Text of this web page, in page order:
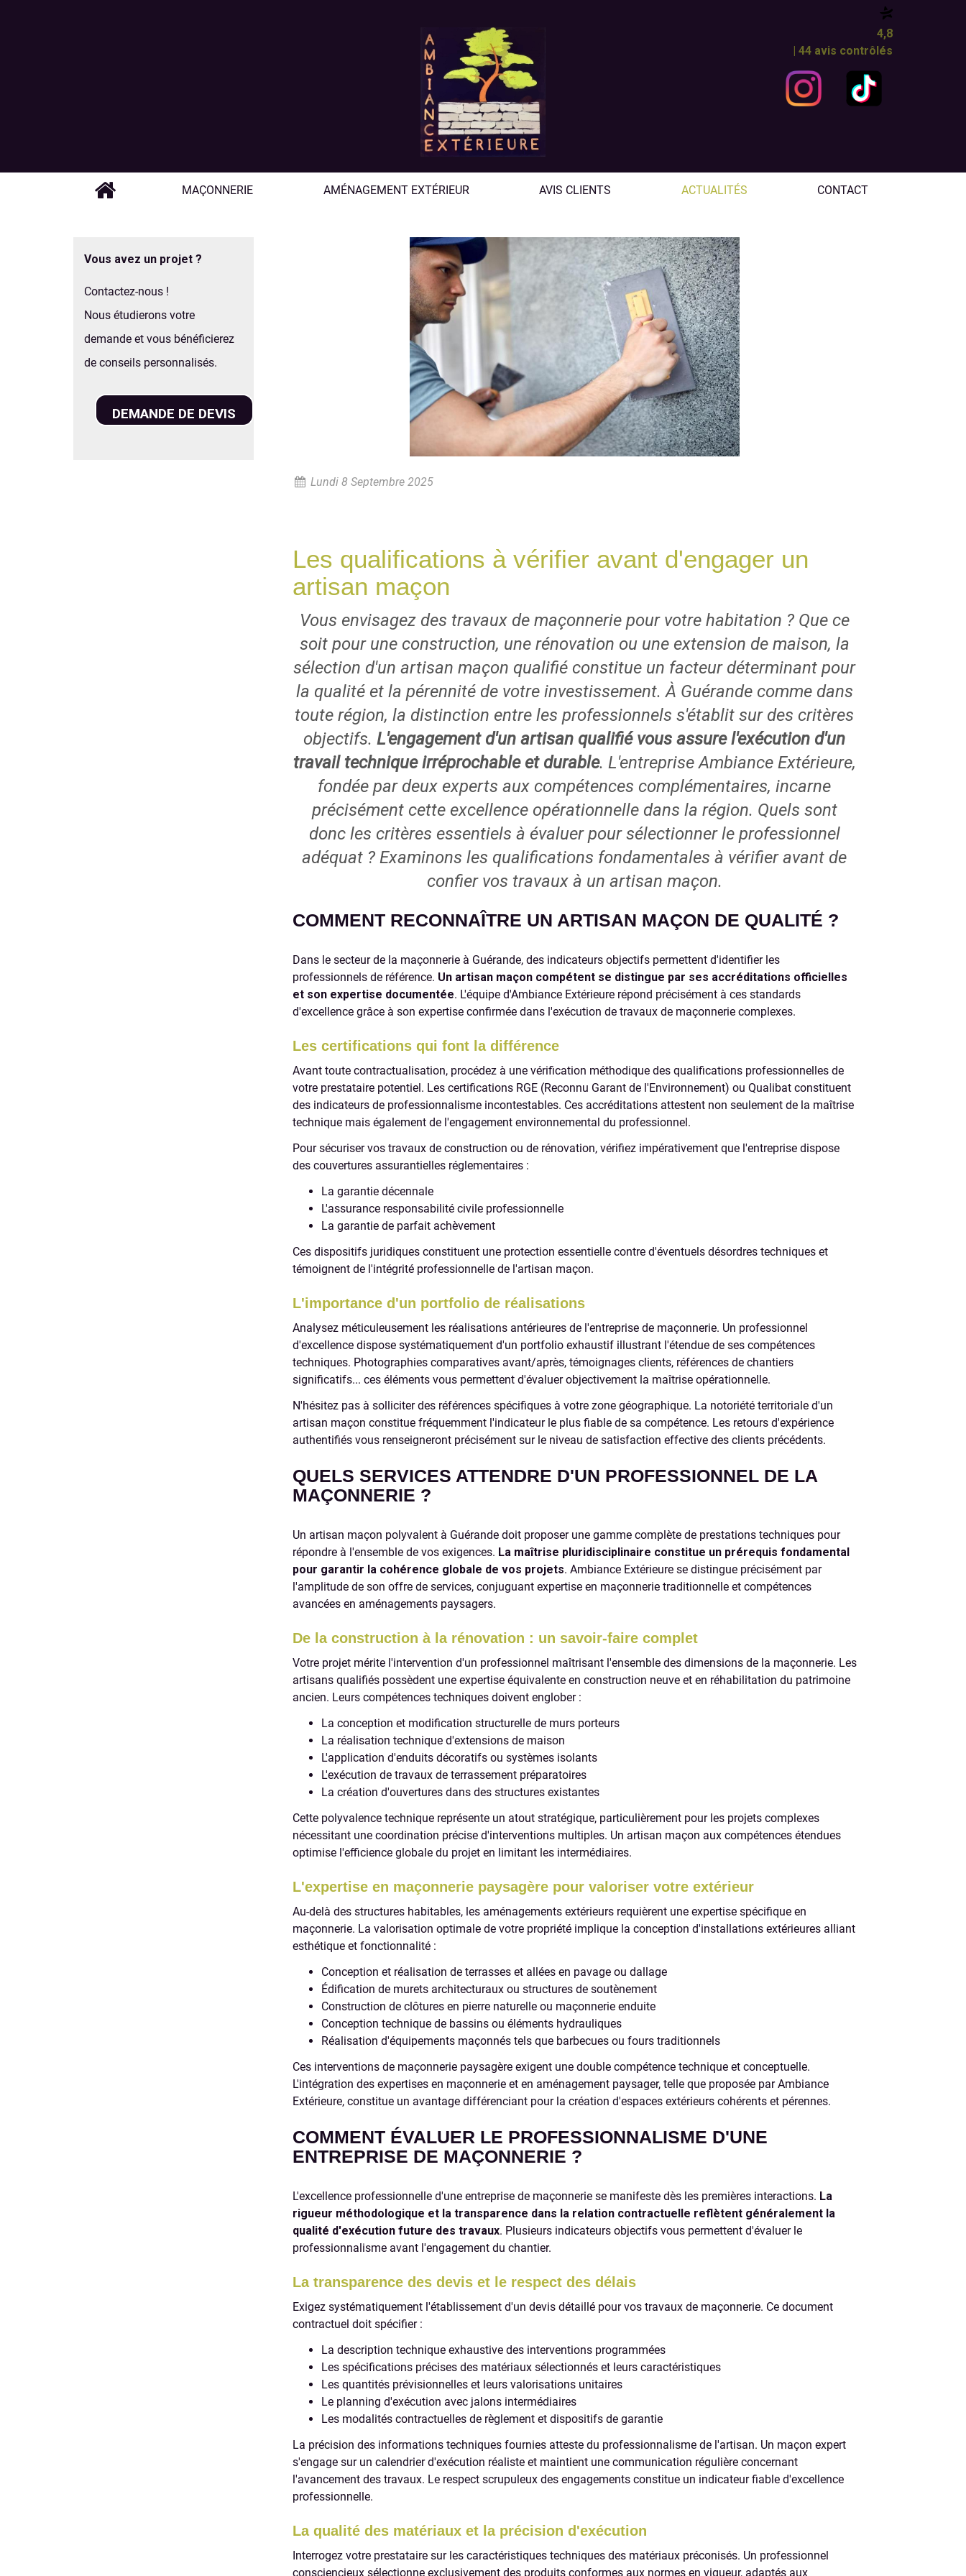
4,8
| 44 avis contrôlés
MAÇONNERIE AMÉNAGEMENT EXTÉRIEUR AVIS CLIENTS ACTUALITÉS CONTACT
Vous avez un projet ?
Contactez-nous !
Nous étudierons votre
demande et vous bénéficierez
de conseils personnalisés.
DEMANDE DE DEVIS
Lundi 8 Septembre 2025
Les qualifications à vérifier avant d'engager un
artisan maçon
Vous envisagez des travaux de maçonnerie pour votre habitation ? Que ce
soit pour une construction, une rénovation ou une extension de maison, la
sélection d'un artisan maçon qualifié constitue un facteur déterminant pour
la qualité et la pérennité de votre investissement. À Guérande comme dans
toute région, la distinction entre les professionnels s'établit sur des critères
objectifs.L'engagement d'un artisan qualifié vous assure l'exécution d'un
travail technique irréprochable et durable. L'entreprise Ambiance Extérieure,
fondée par deux experts aux compétences complémentaires, incarne
précisément cette excellence opérationnelle dans la région. Quels sont
donc les critères essentiels à évaluer pour sélectionner le professionnel
adéquat ? Examinons les qualifications fondamentales à vérifier avant de
confier vos travaux à un artisan maçon.
COMMENT RECONNAÎTRE UN ARTISAN MAÇON DE QUALITÉ ?
Dans le secteur de la maçonnerie à Guérande, des indicateurs objectifs permettent d'identifier les
professionnels de référence. Un artisan maçon compétent se distingue par ses accréditations officielles
et son expertise documentée. L'équipe d'Ambiance Extérieure répond précisément à ces standards
d'excellence grâce à son expertise confirmée dans l'exécution de travaux de maçonnerie complexes.
Les certifications qui font la différence
Avant toute contractualisation, procédez à une vérification méthodique des qualifications professionnelles de
votre prestataire potentiel. Les certifications RGE (Reconnu Garant de l'Environnement) ou Qualibat constituent
des indicateurs de professionnalisme incontestables. Ces accréditations attestent non seulement de la maîtrise
technique mais également de l'engagement environnemental du professionnel.
Pour sécuriser vos travaux de construction ou de rénovation, vérifiez impérativement que l'entreprise dispose
des couvertures assurantielles réglementaires :
La garantie décennale
L'assurance responsabilité civile professionnelle
La garantie de parfait achèvement
Ces dispositifs juridiques constituent une protection essentielle contre d'éventuels désordres techniques et
témoignent de l'intégrité professionnelle de l'artisan maçon.
L'importance d'un portfolio de réalisations
Analysez méticuleusement les réalisations antérieures de l'entreprise de maçonnerie. Un professionnel
d'excellence dispose systématiquement d'un portfolio exhaustif illustrant l'étendue de ses compétences
techniques. Photographies comparatives avant/après, témoignages clients, références de chantiers
significatifs... ces éléments vous permettent d'évaluer objectivement la maîtrise opérationnelle.
N'hésitez pas à solliciter des références spécifiques à votre zone géographique. La notoriété territoriale d'un
artisan maçon constitue fréquemment l'indicateur le plus fiable de sa compétence. Les retours d'expérience
authentifiés vous renseigneront précisément sur le niveau de satisfaction effective des clients précédents.
QUELS SERVICES ATTENDRE D'UN PROFESSIONNEL DE LA
MAÇONNERIE ?
Un artisan maçon polyvalent à Guérande doit proposer une gamme complète de prestations techniques pour
répondre à l'ensemble de vos exigences. La maîtrise pluridisciplinaire constitue un prérequis fondamental
pour garantir la cohérence globale de vos projets. Ambiance Extérieure se distingue précisément par
l'amplitude de son offre de services, conjuguant expertise en maçonnerie traditionnelle et compétences
avancées en aménagements paysagers.
De la construction à la rénovation : un savoir-faire complet
Votre projet mérite l'intervention d'un professionnel maîtrisant l'ensemble des dimensions de la maçonnerie. Les
artisans qualifiés possèdent une expertise équivalente en construction neuve et en réhabilitation du patrimoine
ancien. Leurs compétences techniques doivent englober :
La conception et modification structurelle de murs porteurs
La réalisation technique d'extensions de maison
L'application d'enduits décoratifs ou systèmes isolants
L'exécution de travaux de terrassement préparatoires
La création d'ouvertures dans des structures existantes
Cette polyvalence technique représente un atout stratégique, particulièrement pour les projets complexes
nécessitant une coordination précise d'interventions multiples. Un artisan maçon aux compétences étendues
optimise l'efficience globale du projet en limitant les intermédiaires.
L'expertise en maçonnerie paysagère pour valoriser votre extérieur
Au-delà des structures habitables, les aménagements extérieurs requièrent une expertise spécifique en
maçonnerie. La valorisation optimale de votre propriété implique la conception d'installations extérieures alliant
esthétique et fonctionnalité :
Conception et réalisation de terrasses et allées en pavage ou dallage
Édification de murets architecturaux ou structures de soutènement
Construction de clôtures en pierre naturelle ou maçonnerie enduite
Conception technique de bassins ou éléments hydrauliques
Réalisation d'équipements maçonnés tels que barbecues ou fours traditionnels
Ces interventions de maçonnerie paysagère exigent une double compétence technique et conceptuelle.
L'intégration des expertises en maçonnerie et en aménagement paysager, telle que proposée par Ambiance
Extérieure, constitue un avantage différenciant pour la création d'espaces extérieurs cohérents et pérennes.
COMMENT ÉVALUER LE PROFESSIONNALISME D'UNE
ENTREPRISE DE MAÇONNERIE ?
L'excellence professionnelle d'une entreprise de maçonnerie se manifeste dès les premières interactions. La
rigueur méthodologique et la transparence dans la relation contractuelle reflètent généralement la
qualité d'exécution future des travaux. Plusieurs indicateurs objectifs vous permettent d'évaluer le
professionnalisme avant l'engagement du chantier.
La transparence des devis et le respect des délais
Exigez systématiquement l'établissement d'un devis détaillé pour vos travaux de maçonnerie. Ce document
contractuel doit spécifier :
La description technique exhaustive des interventions programmées
Les spécifications précises des matériaux sélectionnés et leurs caractéristiques
Les quantités prévisionnelles et leurs valorisations unitaires
Le planning d'exécution avec jalons intermédiaires
Les modalités contractuelles de règlement et dispositifs de garantie
La précision des informations techniques fournies atteste du professionnalisme de l'artisan. Un maçon expert
s'engage sur un calendrier d'exécution réaliste et maintient une communication régulière concernant
l'avancement des travaux. Le respect scrupuleux des engagements constitue un indicateur fiable d'excellence
professionnelle.
La qualité des matériaux et la précision d'exécution
Interrogez votre prestataire sur les caractéristiques techniques des matériaux préconisés. Un professionnel
consciencieux sélectionne exclusivement des produits conformes aux normes en vigueur, adaptés aux